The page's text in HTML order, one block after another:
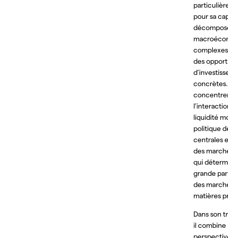
pour sa
des
concrètes.
liquidité
politique
centrales
des
qui
grande
des
matières
Dans son
il combine